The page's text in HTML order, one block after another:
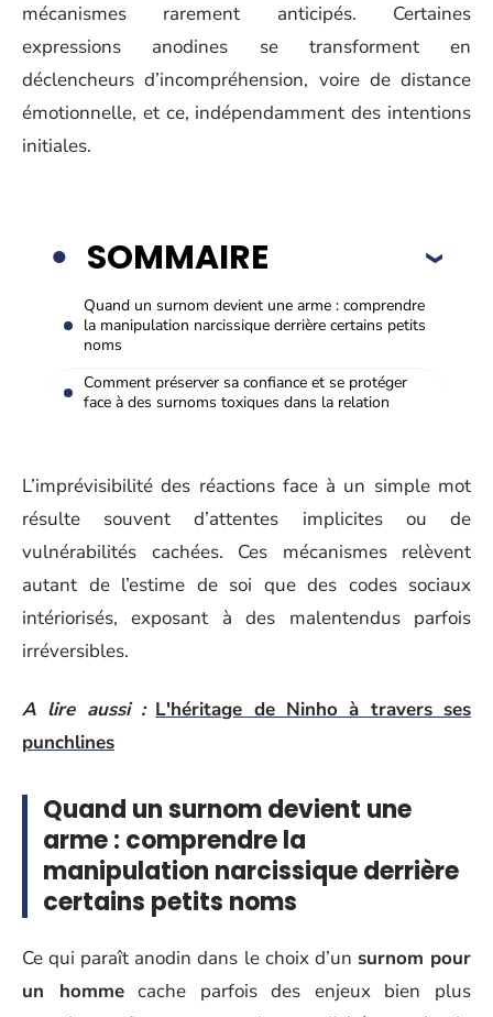
mécanismes rarement anticipés. Certaines
expressions anodines se transforment en
déclencheurs d’incompréhension, voire de distance
émotionnelle, et ce, indépendamment des intentions
initiales.
SOMMAIRE
Quand un surnom devient une arme : comprendre
la manipulation narcissique derrière certains petits
noms
Comment préserver sa confiance et se protéger
face à des surnoms toxiques dans la relation
L’imprévisibilité des réactions face à un simple mot
résulte souvent d’attentes implicites ou de
vulnérabilités cachées. Ces mécanismes relèvent
autant de l’estime de soi que des codes sociaux
intériorisés, exposant à des malentendus parfois
irréversibles.
A lire aussi : L'héritage de Ninho à travers ses
punchlines
Quand un surnom devient une
arme : comprendre la
manipulation narcissique derrière
certains petits noms
Ce qui paraît anodin dans le choix d’un surnom pour
un hommecache parfois des enjeux bien plus